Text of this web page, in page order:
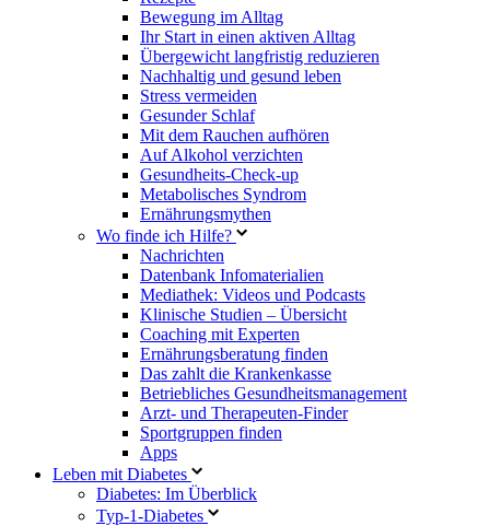
Bewegung im Alltag
Ihr Start in einen aktiven Alltag
Übergewicht langfristig reduzieren
Nachhaltig und gesund leben
Stress vermeiden
Gesunder Schlaf
Mit dem Rauchen aufhören
Auf Alkohol verzichten
Gesundheits-Check-up
Metabolisches Syndrom
Ernährungsmythen
Wo finde ich Hilfe?
Nachrichten
Datenbank Infomaterialien
Mediathek: Videos und Podcasts
Klinische Studien – Übersicht
Coaching mit Experten
Ernährungsberatung finden
Das zahlt die Krankenkasse
Betriebliches Gesundheitsmanagement
Arzt- und Therapeuten-Finder
Sportgruppen finden
Apps
Leben mit Diabetes
Diabetes: Im Überblick
Typ-1-Diabetes